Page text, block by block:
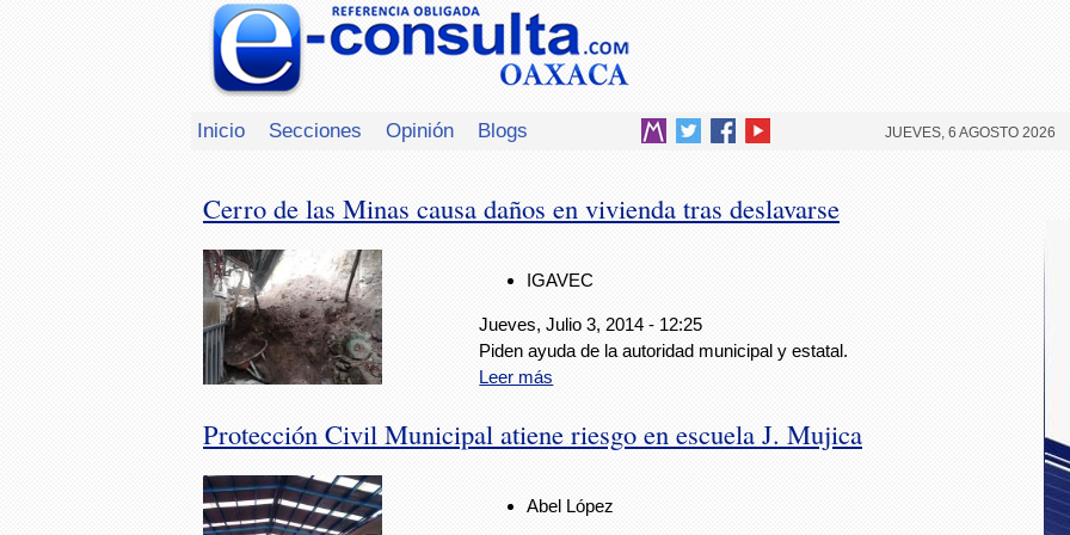
Inicio Secciones Opinión Blogs JUEVES, 6 AGOSTO 2026
Cerro de las Minas causa daños en vivienda tras deslavarse
IGAVEC
Jueves, Julio 3, 2014 - 12:25
Piden ayuda de la autoridad municipal y estatal.
Leer más
Protección Civil Municipal atiene riesgo en escuela J. Mujica
Abel López